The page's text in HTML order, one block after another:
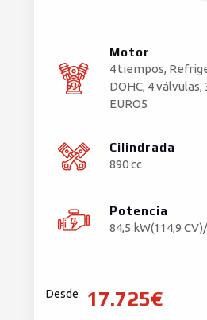
Motor
4 tiempos,
DOHC, 4 válvulas,
EURO5
Cilindrada
890 cc
Potencia
84,5 kW(114,9
Desde 17.725€